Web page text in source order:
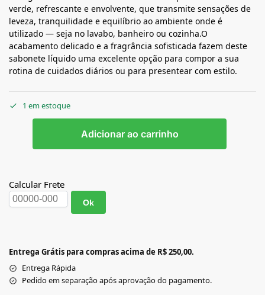
verde, refrescante e envolvente, que transmite sensações de
leveza, tranquilidade e equilíbrio ao ambiente onde é
utilizado — seja no lavabo, banheiro ou cozinha.O
acabamento delicado e a fragrância sofisticada fazem deste
sabonete líquido uma excelente opção para compor a sua
rotina de cuidados diários ou para presentear com estilo.
1 em estoque
Adicionar ao carrinho
Calcular Frete
Ok
Entrega Grátis para compras acima de R$ 250,00.
Entrega Rápida
Pedido em separação após aprovação do pagamento.